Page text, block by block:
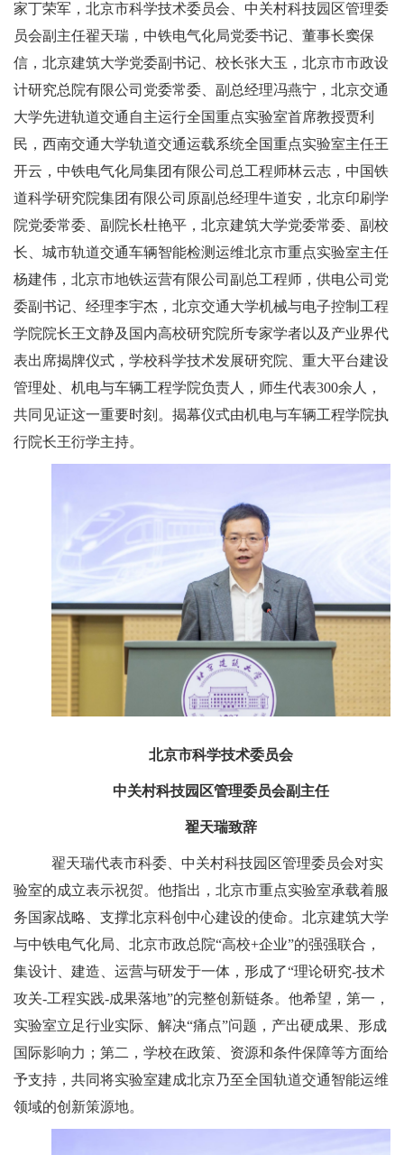
家丁荣军，北京市科学技术委员会、中关村科技园区管理委
员会副主任翟天瑞，中铁电气化局党委书记、董事长窦保
信，北京建筑大学党委副书记、校长张大玉，北京市市政设
计研究总院有限公司党委常委、副总经理冯燕宁，北京交通
大学先进轨道交通自主运行全国重点实验室首席教授贾利
民，西南交通大学轨道交通运载系统全国重点实验室主任王
开云，中铁电气化局集团有限公司总工程师林云志，中国铁
道科学研究院集团有限公司原副总经理牛道安，北京印刷学
院党委常委、副院长杜艳平，北京建筑大学党委常委、副校
长、城市轨道交通车辆智能检测运维北京市重点实验室主任
杨建伟，北京市地铁运营有限公司副总工程师，供电公司党
委副书记、经理李宇杰，北京交通大学机械与电子控制工程
学院院长王文静及国内高校研究院所专家学者以及产业界代
表出席揭牌仪式，学校科学技术发展研究院、重大平台建设
管理处、机电与车辆工程学院负责人，师生代表300余人，
共同见证这一重要时刻。揭幕仪式由机电与车辆工程学院执
行院长王衍学主持。
北京市科学技术委员会
中关村科技园区管理委员会副主任
翟天瑞致辞
翟天瑞代表市科委、中关村科技园区管理委员会对实
验室的成立表示祝贺。他指出，北京市重点实验室承载着服
务国家战略、支撑北京科创中心建设的使命。北京建筑大学
与中铁电气化局、北京市政总院“高校+企业”的强强联合，
集设计、建造、运营与研发于一体，形成了“理论研究-技术
攻关-工程实践-成果落地”的完整创新链条。他希望，第一，
实验室立足行业实际、解决“痛点”问题，产出硬成果、形成
国际影响力；第二，学校在政策、资源和条件保障等方面给
予支持，共同将实验室建成北京乃至全国轨道交通智能运维
领域的创新策源地。